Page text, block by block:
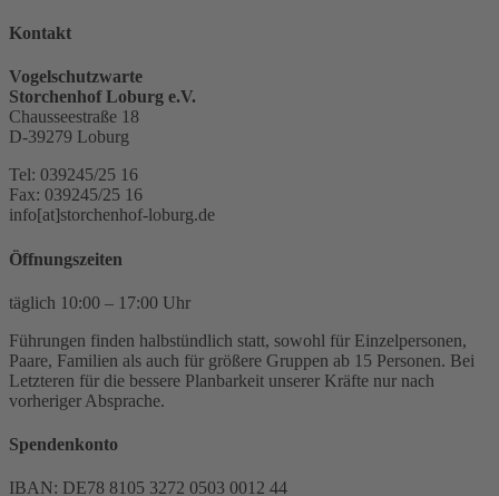
Kontakt
Vogelschutzwarte
Storchenhof Loburg e.V.
Chausseestraße 18
D-39279 Loburg
Tel: 039245/25 16
Fax: 039245/25 16
info[at]storchenhof-loburg.de
Öffnungszeiten
täglich 10:00 – 17:00 Uhr
Führungen finden halbstündlich statt, sowohl für Einzelpersonen,
Paare, Familien als auch für größere Gruppen ab 15 Personen. Bei
Letzteren für die bessere Planbarkeit unserer Kräfte nur nach
vorheriger Absprache.
Spendenkonto
IBAN: DE78 8105 3272 0503 0012 44